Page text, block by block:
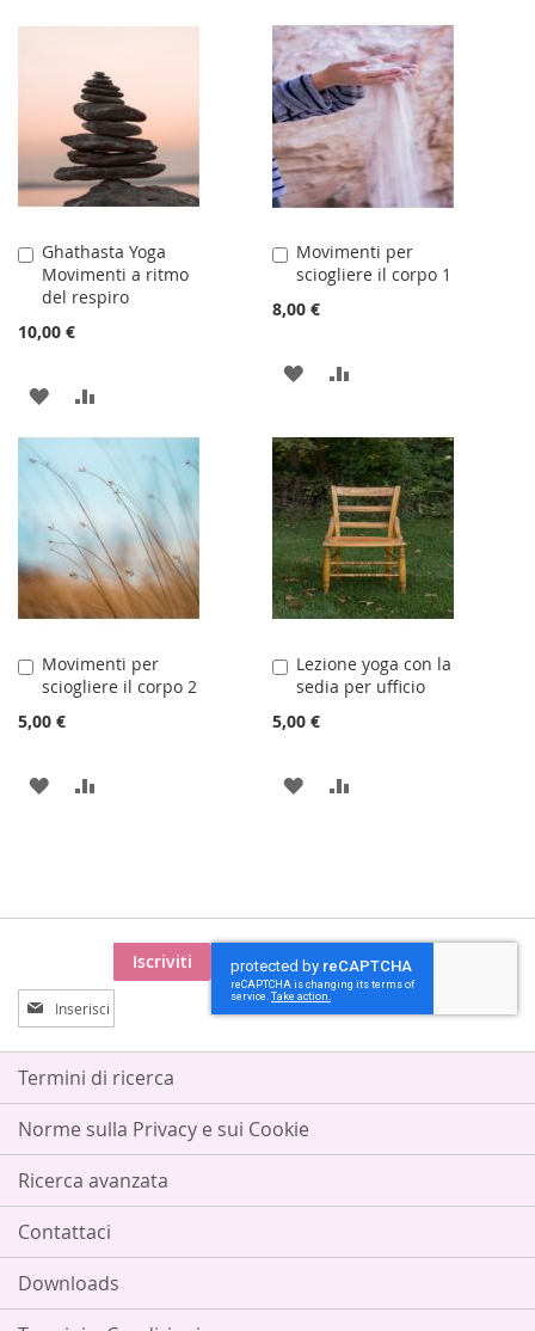
Ghathasta Yoga
Movimenti a ritmo
del respiro
10,00 €
Aggiungi
al
Carrello
AGGIUNGI
ALLA
LISTA
DESIDERI
AL
CONFRONTO
Movimenti per
sciogliere il corpo 1
8,00 €
Aggiungi
al
Carrello
AGGIUNGI
LISTA
DESIDERI
CONFRONTO
Movimenti per
sciogliere il corpo 2
5,00 €
Aggiungi
al
Carrello
AGGIUNGI
Lezione yoga con la
sedia per ufficio
5,00 €
Aggiungi
al
Carrello
AGGIUNGI
Iscriviti
alla
nostra
Newsletter:
Iscriviti
Termini di ricerca
Norme sulla Privacy e sui Cookie
Ricerca avanzata
Contattaci
Downloads